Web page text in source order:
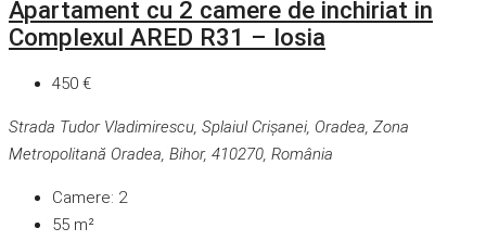
Apartament cu 2 camere de inchiriat in
Complexul ARED R31 – Iosia
450 €
Strada Tudor Vladimirescu, Splaiul Crișanei, Oradea, Zona
Metropolitană Oradea, Bihor, 410270, România
Camere: 2
55 m²